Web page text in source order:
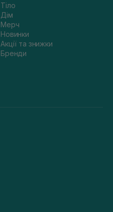
Тіло
Дім
Мерч
Новинки
Акції та знижки
Бренди